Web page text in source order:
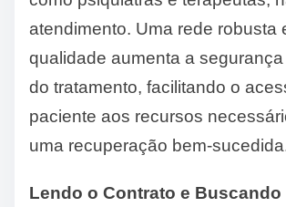
atendimento. Uma rede robusta
qualidade aumenta a
do tratamento, facilitando o
paciente aos recursos
uma recuperação bem-
Lendo o Contrato e Buscando